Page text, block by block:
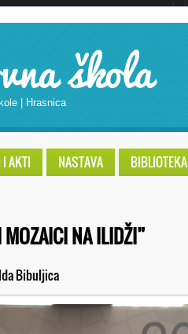
škola
| Hrasnica
AKTI NASTAVA BIBLIOTEKA
NA ILIDŽI”
Bibuljica